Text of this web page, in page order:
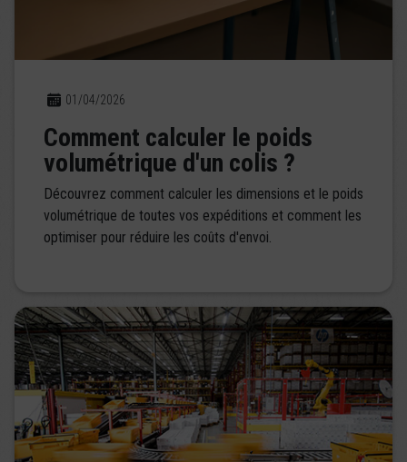
01/04/2026
Comment calculer le poids
volumétrique d'un colis ?
Découvrez comment calculer les dimensions et le poids
volumétrique de toutes vos expéditions et comment les
optimiser pour réduire les coûts d'envoi.